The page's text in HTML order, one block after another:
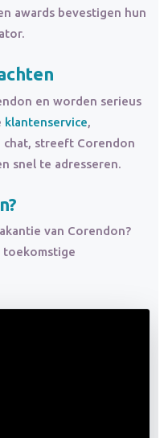
awards bevestigen hun
en worden serieus
klantenservice,
streeft Corendon
snel te adresseren.
van Corendon?
toekomstige